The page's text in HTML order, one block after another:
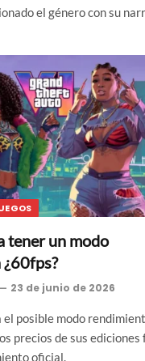
el género con su
tener un modo
23 de junio de 2026
posible modo
precios de sus ediciones
oficial.